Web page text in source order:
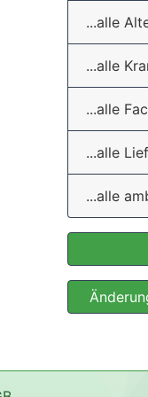
...alle
...alle
...alle
...alle
...alle